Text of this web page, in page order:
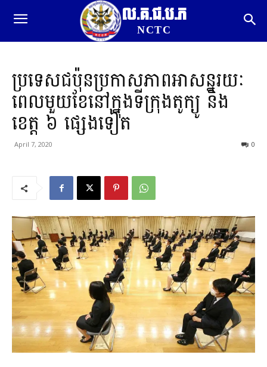
ល.គ.ជ.ប.ភ
NCTC
ប្រទេសជប៉ុនប្រកាសភាពអាសន្នរយៈ
ពេលមួយខែនៅក្នុងទីក្រុងតូក្យូ និង
ខេត្ត ៦ ផ្សេងទៀត
April 7, 2020 0